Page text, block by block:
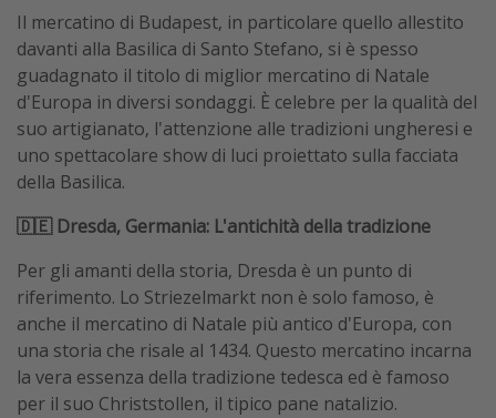
Il mercatino di Budapest, in particolare quello allestito
davanti alla Basilica di Santo Stefano, si è spesso
guadagnato il titolo di miglior mercatino di Natale
d'Europa in diversi sondaggi. È celebre per la qualità del
suo artigianato, l'attenzione alle tradizioni ungheresi e
uno spettacolare show di luci proiettato sulla facciata
della Basilica.
🇩🇪 Dresda, Germania: L'antichità della tradizione
Per gli amanti della storia, Dresda è un punto di
riferimento. Lo Striezelmarkt non è solo famoso, è
anche il mercatino di Natale più antico d'Europa, con
una storia che risale al 1434. Questo mercatino incarna
la vera essenza della tradizione tedesca ed è famoso
per il suo Christstollen, il tipico pane natalizio.